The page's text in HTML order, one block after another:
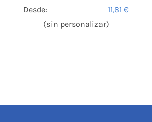
Desde: 11,81€
(sin personalizar)